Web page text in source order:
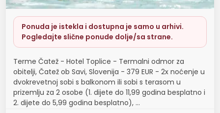
Ponuda je istekla i dostupna je samo u arhivi.
Pogledajte slične ponude dolje/sa strane.
Terme Čatež - Hotel Toplice - Termalni odmor za
obitelji, Čatež ob Savi, Slovenija - 379 EUR - 2x noćenje u
dvokrevetnoj sobi s balkonom ili sobi s terasom u
prizemlju za 2 osobe (1. dijete do 11,99 godina besplatno i
2. dijete do 5,99 godina besplatno), ...